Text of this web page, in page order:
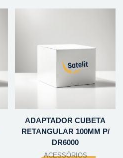
ADAPTADOR CUBETA
RETANGULAR 100MM P/
DR6000
ACESSÓRIOS